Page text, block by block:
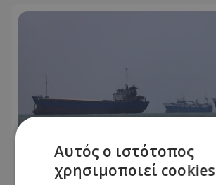
Αυτός ο ιστότοπος
χρησιμοποιεί cookies